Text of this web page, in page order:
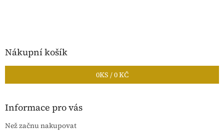
Nákupní košík
0KS /0 KČ
Informace pro vás
Než začnu nakupovat